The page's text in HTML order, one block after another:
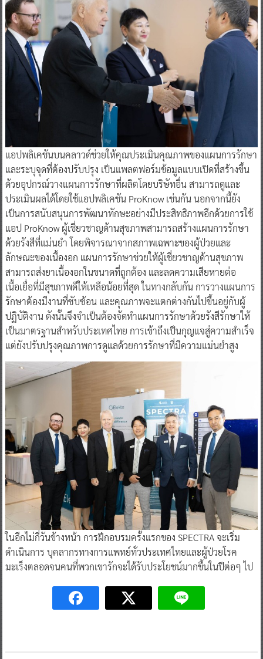
แอปพลิเคชันบนคลาวด์ช่วยให้คุณประเมินคุณภาพของแผนการรักษา
และระบุจุดที่ต้องปรับปรุง เป็นแพลตฟอร์มข้อมูลแบบเปิดที่สร้างขึ้น
ด้วยอุปกรณ์วางแผนการรักษาที่ผลิตโดยบริษัทอื่น สามารถดูและ
ประเมินผลได้โดยใช้แอปพลิเคชัน ProKnow เช่นกัน นอกจากนี้ยัง
เป็นการสนับสนุนการพัฒนาทักษะอย่างมีประสิทธิภาพอีกด้วยการใช้
แอป ProKnow ผู้เชี่ยวชาญด้านสุขภาพสามารถสร้างแผนการรักษา
ด้วยรังสีที่แม่นยำ โดยพิจารณาจากสภาพเฉพาะของผู้ป่วยและ
ลักษณะของเนื้องอก แผนการรักษาช่วยให้ผู้เชี่ยวชาญด้านสุขภาพ
สามารถส่งยาเนื้องอกในขนาดที่ถูกต้อง และลดความเสียหายต่อ
เนื้อเยื่อที่มีสุขภาพดีให้เหลือน้อยที่สุด ในทางกลับกัน การวางแผนการ
รักษาต้องมีงานที่ซับซ้อน และคุณภาพจะแตกต่างกันไปขึ้นอยู่กับผู้
ปฏิบัติงาน ดังนั้นจึงจำเป็นต้องจัดทำแผนการรักษาด้วยรังสีรักษาให้
เป็นมาตรฐานสำหรับประเทศไทย การเข้าถึงเป็นกุญแจสู่ความสำเร็จ
แต่ยังปรับปรุงคุณภาพการดูแลด้วยการรักษาที่มีความแม่นยำสูง
ในอีกไม่กี่วันข้างหน้า การฝึกอบรมครั้งแรกของ SPECTRA จะเริ่ม
ดำเนินการ บุคลากรทางการแพทย์ทั่วประเทศไทยและผู้ป่วยโรค
มะเร็งตลอดจนคนที่พวกเขารักจะได้รับประโยชน์มากขึ้นในปีต่อๆ ไป